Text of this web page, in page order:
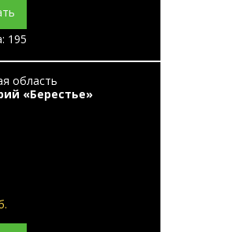
195
область
«Берестье»